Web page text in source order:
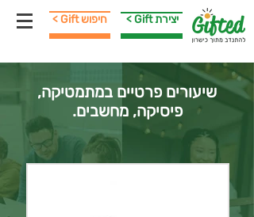
< Gift חיפוש < Gift יצירת
שיעורים פרטיים במתמטיקה,
פיסיקה, מחשבים.